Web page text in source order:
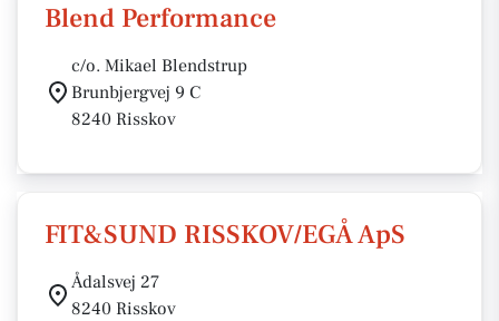
Blend Performance
c/o. Mikael Blendstrup
Brunbjergvej 9 C
8240 Risskov
FIT&SUND RISSKOV/EGÅ ApS
Ådalsvej 27
8240 Risskov